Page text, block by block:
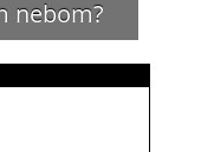
nebom?